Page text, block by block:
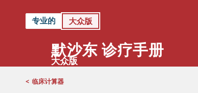
专业的 大众版
默沙东 诊疗手册
大众版
< 临床计算器